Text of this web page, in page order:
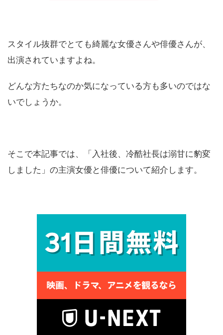
スタイル抜群でとても綺麗な女優さんや俳優さんが、
出演されていますよね。
どんな方たちなのか気になっている方も多いのではな
いでしょうか。
そこで本記事では、「入社後、冷酷社長は溺甘に豹変
しました」の主演女優と俳優について紹介します。